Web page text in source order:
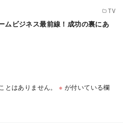
TV
ムビジネス最前線！成功の裏にあ
はありません。 ※ が付いている欄